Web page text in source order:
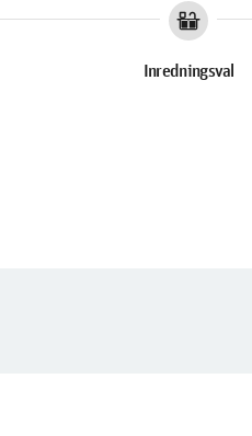
countertops
Inredningsval